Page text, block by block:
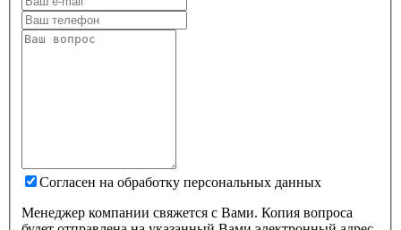
Согласен на обработку персональных данных
Менеджер компании свяжется с Вами. Копия вопроса